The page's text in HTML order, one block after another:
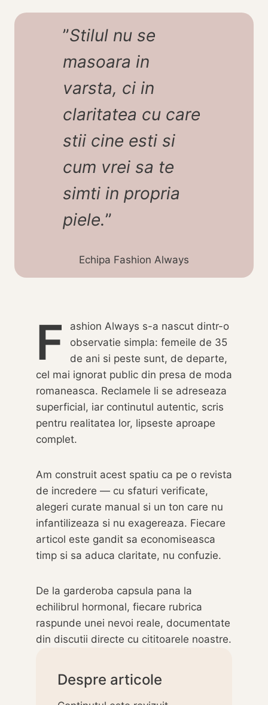
”Stilul nu se
masoara in
varsta, ci in
claritatea cu care
stii cine esti si
cum vrei sa te
simti in propria
piele.”
Echipa Fashion Always
F
ashion Always s-a nascut dintr-o
observatie simpla: femeile de 35
de ani si peste sunt, de departe,
cel mai ignorat public din presa de moda
romaneasca. Reclamele li se adreseaza
superficial, iar continutul autentic, scris
pentru realitatea lor, lipseste aproape
complet.
Am construit acest spatiu ca pe o revista
de incredere — cu sfaturi verificate,
alegeri curate manual si un ton care nu
infantilizeaza si nu exagereaza. Fiecare
articol este gandit sa economiseasca
timp si sa aduca claritate, nu confuzie.
De la garderoba capsula pana la
echilibrul hormonal, fiecare rubrica
raspunde unei nevoi reale, documentate
din discutii directe cu cititoarele noastre.
Despre articole